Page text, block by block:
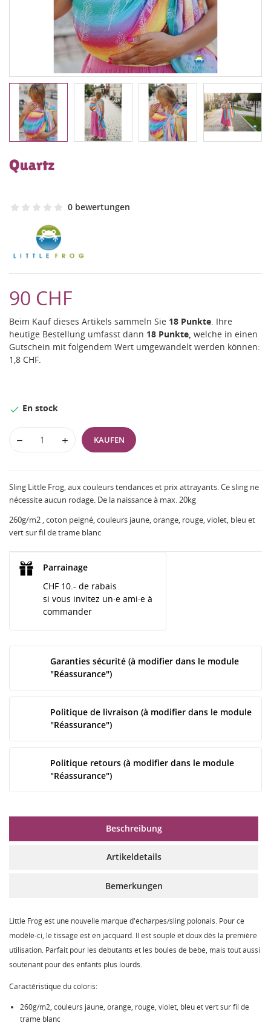
Quartz
0 bewertungen
90 CHF
Beim Kauf dieses Artikels sammeln Sie 18 Punkte. Ihre
heutige Bestellung umfasst dann 18 Punkte, welche in einen
Gutschein mit folgendem Wert umgewandelt werden können:
1,8 CHF.
 En stock
KAUFEN
Sling Little Frog, aux couleurs tendances et prix attrayants. Ce sling ne
nécessite aucun rodage. De la naissance à max. 20kg
260g/m2 , coton peigné, couleurs jaune, orange, rouge, violet, bleu et
vert sur fil de trame blanc
Parrainage
CHF 10.- de rabais
si vous invitez un·e ami·e à
commander
Garanties sécurité (à modifier dans le module
"Réassurance")
Politique de livraison (à modifier dans le module
"Réassurance")
Politique retours (à modifier dans le module
"Réassurance")
Beschreibung
Artikeldetails
Bemerkungen
Little Frog est une nouvelle marque d'écharpes/sling polonais. Pour ce
modèle-ci, le tissage est en jacquard. Il est souple et doux dès la première
utilisation. Parfait pour les débutants et les boules de bébé, mais tout aussi
soutenant pour des enfants plus lourds.
Caractéristique du coloris:
260g/m2, couleurs jaune, orange, rouge, violet, bleu et vert sur fil de
trame blanc